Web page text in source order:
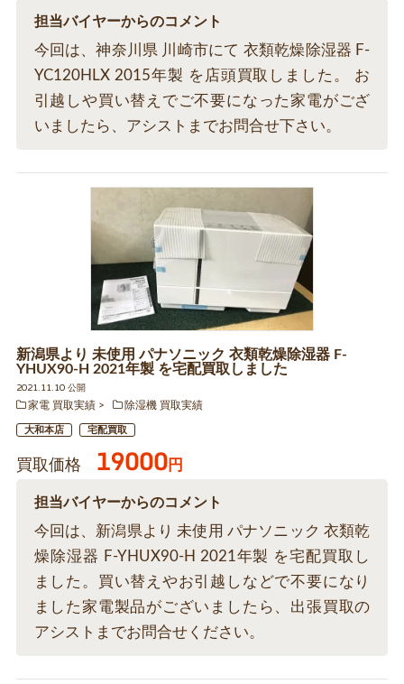
担当バイヤーからのコメント
今回は、神奈川県 川崎市にて 衣類乾燥除湿器 F-
YC120HLX 2015年製 を店頭買取しました。 お
引越しや買い替えでご不要になった家電がござ
いましたら、アシストまでお問合せ下さい。
新潟県より 未使用 パナソニック 衣類乾燥除湿器 F-
YHUX90-H 2021年製 を宅配買取しました
2021.11.10 公開
家電 買取実績
除湿機 買取実績
大和本店 宅配買取
買取価格 19000円
担当バイヤーからのコメント
今回は、新潟県より 未使用 パナソニック 衣類乾
燥除湿器 F-YHUX90-H 2021年製 を宅配買取し
ました。買い替えやお引越しなどで不要になり
ました家電製品がございましたら、出張買取の
アシストまでお問合せください。